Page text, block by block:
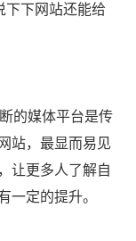
下下网站还能给
的媒体平台是传
站，最显而易见
让更多人了解自
一定的提升。